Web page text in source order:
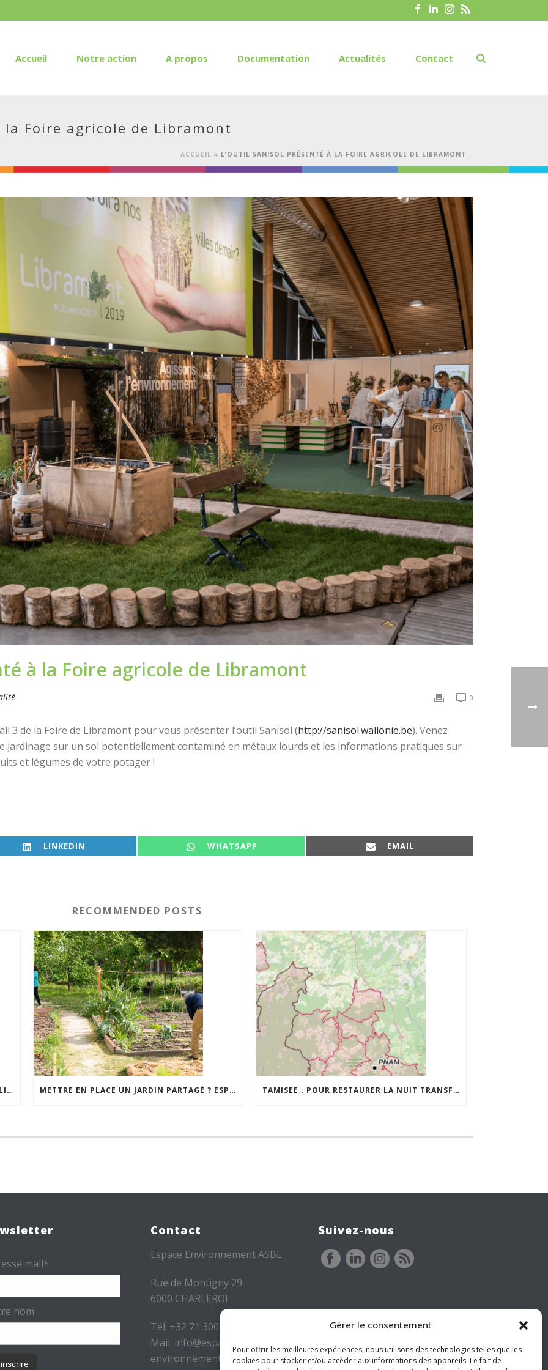
Gérer le consentement
Pour offrir les meilleures expériences, nous utilisons des technologies telles que les
cookies pour stocker et/ou accéder aux informations des appareils. Le fait de
Accueil Notre action A propos Documentation Actualités Contact
la Foire agricole de Libramont
ACCUEIL » L’OUTIL SANISOL PRÉSENTÉ À LA FOIRE AGRICOLE DE LIBRAMONT
à la Foire agricole de Libramont
0
3 de la Foire de Libramont pour vous présenter l’outil Sanisol (http://sanisol.wallonie.be). Venez
jardinage sur un sol potentiellement contaminé en métaux lourds et les informations pratiques sur
et légumes de votre potager !
SHARE ON
LINKEDIN SHARE ON
WHATSAPP SHARE ON
EMAIL
RECOMMENDED POSTS
NOTRE RAPPORT D’ACTIVITÉS 2025 EST EN LIGNE METTRE EN PLACE UN JARDIN PARTAGÉ ? ESPACE ENVIRONNEMENT VOUS ACCOMPAGNE TAMISEE : POUR RESTAURER LA NUIT TRANSFRONTALIÈRE
mail*
nom
Contact
Espace Environnement ASBL
Rue de Montigny 29
6000 CHARLEROI
Tél: +32 71 300 300
Mail: info@espace-
environnement.be
Suivez-nous